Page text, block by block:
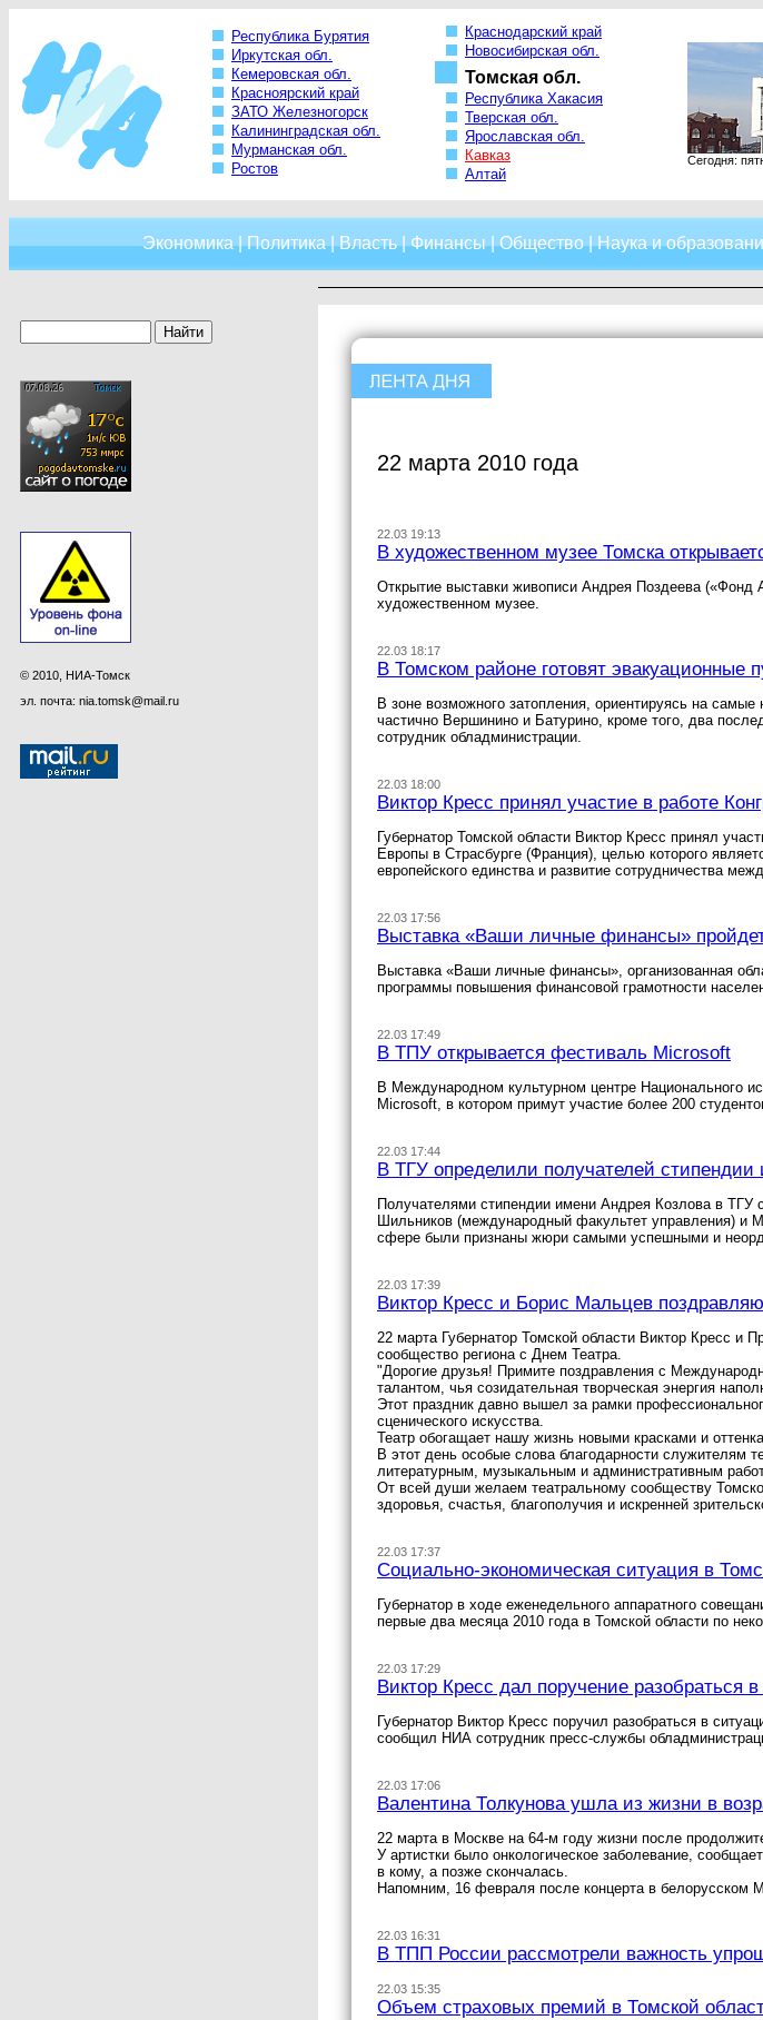
Республика Бурятия
Иркутская обл.
Кемеровская обл.
Красноярский край
ЗАТО Железногорск
Калининградская обл.
Мурманская обл.
Ростов
Краснодарский край
Новосибирская обл.
Томская обл.
Республика Хакасия
Тверская обл.
Ярославская обл.
Кавказ
Алтай
Сегодня:
Экономика|Политика|Власть|Финансы|Общество|Наука и
© 2010, НИА-Томск
эл. почта: nia.tomsk@mail.ru
22 марта 2010 года
22.03 19:13
В художественном музее Томска
Открытие выставки живописи Андрея Поздеева («Фонд
художественном музее.
22.03 18:17
В Томском районе готовят эвакуационные
В зоне возможного затопления, ориентируясь на
частично Вершинино и Батурино, кроме того, два
сотрудник обладминистрации.
22.03 18:00
Виктор Кресс принял участие в работе
Губернатор Томской области Виктор Кресс принял
Европы в Страсбурге (Франция), целью которого
европейского единства и развитие сотрудничества
22.03 17:56
Выставка «Ваши личные финансы»
Выставка «Ваши личные финансы», организованная
программы повышения финансовой грамотности
22.03 17:49
В ТПУ открывается фестиваль Microsoft
В Международном культурном центре Национального
Microsoft, в котором примут участие более 200
22.03 17:44
В ТГУ определили получателей
Получателями стипендии имени Андрея Козлова в ТГУ
Шильников (международный факультет управления) и
сфере были признаны жюри самыми успешными и
22.03 17:39
Виктор Кресс и Борис Мальцев
22 марта Губернатор Томской области Виктор Кресс и
сообщество региона с Днем Театра.
"Дорогие друзья! Примите поздравления с
талантом, чья созидательная творческая энергия
Этот праздник давно вышел за рамки
сценического искусства.
Театр обогащает нашу жизнь новыми красками и
В этот день особые слова благодарности служителям
литературным, музыкальным и административным
От всей души желаем театральному сообществу
здоровья, счастья, благополучия и искренней
22.03 17:37
Социально-экономическая ситуация в
Губернатор в ходе еженедельного аппаратного
первые два месяца 2010 года в Томской области по
22.03 17:29
Виктор Кресс дал поручение разобраться
Губернатор Виктор Кресс поручил разобраться в
сообщил НИА сотрудник пресс-службы
22.03 17:06
Валентина Толкунова ушла из жизни в
22 марта в Москве на 64-м году жизни после
У артистки было онкологическое заболевание,
в кому, а позже скончалась.
Напомним, 16 февраля после концерта в белорусском
22.03 16:31
В ТПП России рассмотрели важность
22.03 15:35
Объем страховых премий в Томской